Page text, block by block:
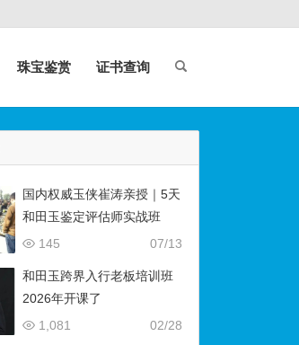
珠宝鉴赏 证书查询
国内权威玉侠崔涛亲授｜5天
和田玉鉴定评估师实战班
（石佛寺9月开班）
07/13
145
和田玉跨界入行老板培训班
2026年开课了
02/28
1,081